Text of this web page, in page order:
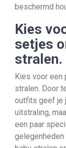
beschermd
Kies
setjes
stralen.
Kies voor een
stralen. Door
outfits geef je
uitstraling,
een paar